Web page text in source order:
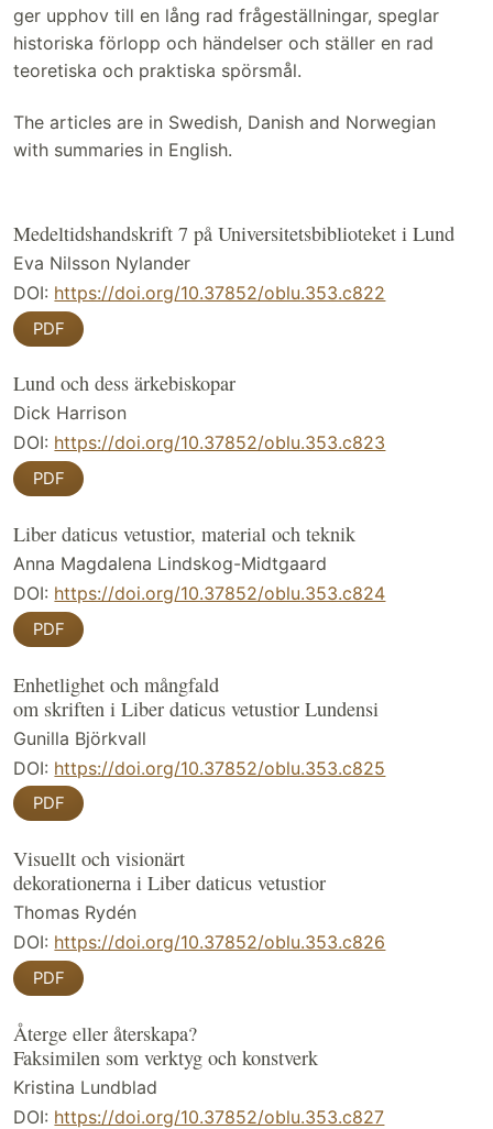
ger upphov till en lång rad frågeställningar, speglar
historiska förlopp och händelser och ställer en rad
teoretiska och praktiska spörsmål.
The articles are in Swedish, Danish and Norwegian
with summaries in English.
Medeltidshandskrift 7 på Universitetsbiblioteket i Lund
Eva Nilsson Nylander
DOI: https://doi.org/10.37852/oblu.353.c822
PDF
Lund och dess ärkebiskopar
Dick Harrison
DOI: https://doi.org/10.37852/oblu.353.c823
PDF
Liber daticus vetustior, material och teknik
Anna Magdalena Lindskog-Midtgaard
DOI: https://doi.org/10.37852/oblu.353.c824
PDF
Enhetlighet och mångfald
om skriften i Liber daticus vetustior Lundensi
Gunilla Björkvall
DOI: https://doi.org/10.37852/oblu.353.c825
PDF
Visuellt och visionärt
dekorationerna i Liber daticus vetustior
Thomas Rydén
DOI: https://doi.org/10.37852/oblu.353.c826
PDF
Återge eller återskapa?
Faksimilen som verktyg och konstverk
Kristina Lundblad
DOI: https://doi.org/10.37852/oblu.353.c827